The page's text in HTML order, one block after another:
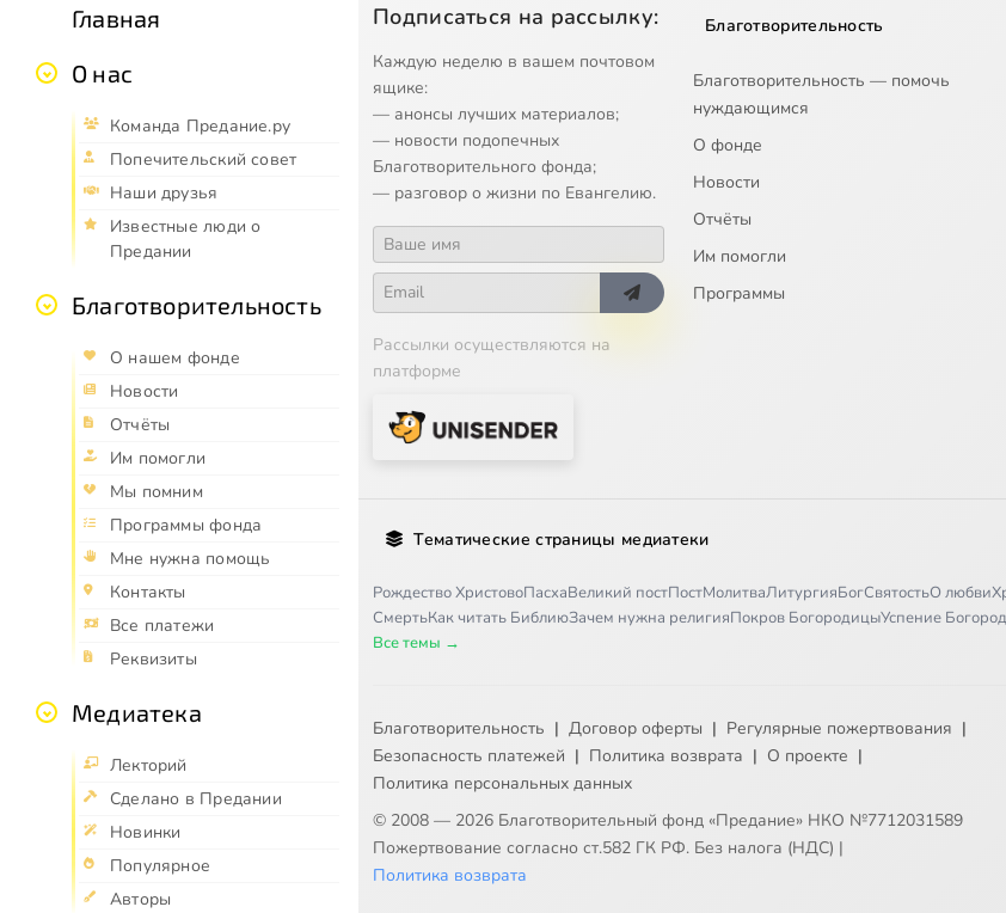
Главная
О нас
Команда Предание.ру
Попечительский совет
Наши друзья
Известные люди о
Предании
Благотворительность
О нашем фонде
Новости
Отчёты
Им помогли
Мы помним
Программы фонда
Мне нужна помощь
Контакты
Все платежи
Реквизиты
Медиатека
Лекторий
Сделано в Предании
Новинки
Популярное
Авторы
Подписаться на рассылку:
Каждую неделю в вашем почтовом
ящике:
— анонсы лучших материалов;
— новости подопечных
Благотворительного фонда;
— разговор о жизни по Евангелию.
Рассылки осуществляются на
платформе
Благотворительность
Благотворительность — помочь
нуждающимся
О фонде
Новости
Отчёты
Им помогли
Программы
Тематические страницы медиатеки
Рождество ХристовоПасхаВеликий постПостМолитваЛитургияБогСвятостьО любви
СмертьКак читать БиблиюЗачем нужна религияПокров БогородицыУспение
Все темы →
Благотворительность | Договор оферты | Регулярные пожертвования |
Безопасность платежей | Политика возврата | О проекте |
Политика персональных данных
© 2008 — 2026 Благотворительный фонд «Предание» НКО №7712031589
Пожертвование согласно ст.582 ГК РФ. Без налога (НДС) |
Политика возврата